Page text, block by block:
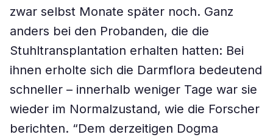
zwar selbst Monate später noch. Ganz
anders bei den Probanden, die die
Stuhltransplantation erhalten hatten: Bei
ihnen erholte sich die Darmflora bedeutend
schneller – innerhalb weniger Tage war sie
wieder im Normalzustand, wie die Forscher
berichten. “Dem derzeitigen Dogma